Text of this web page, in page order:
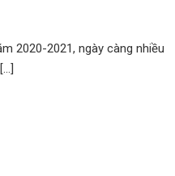
2020-2021, ngày càng nhiều
[…]